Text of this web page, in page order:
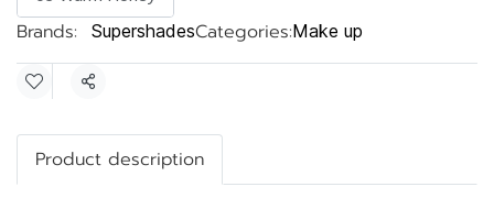
Brands: SupershadesCategories:Make up
Share
Product description